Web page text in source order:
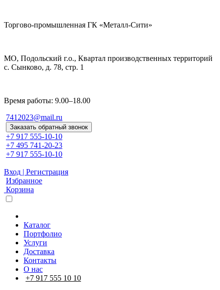
Торгово-промышленная ГК «Металл-Сити»
МО, Подольский г.о., Квартал производственных территорий
с. Сынково, д. 78, стр. 1
Время работы: 9.00–18.00
7412023@mail.ru
Заказать обратный звонок
+7 917 555-10-10
+7 495 741-20-23
+7 917 555-10-10
Вход | Регистрация
Избранное
Корзина
Каталог
Портфолио
Услуги
Доставка
Контакты
О нас
+7 917 555 10 10